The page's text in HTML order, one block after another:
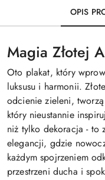
OPIS
Magia Złotej
Oto plakat, który
luksusu i harmonii.
odcienie zieleni,
który nieustannie
niż tylko dekoracja - to
elegancji, gdzie
każdym spojrzeniem
przestrzeni ducha i